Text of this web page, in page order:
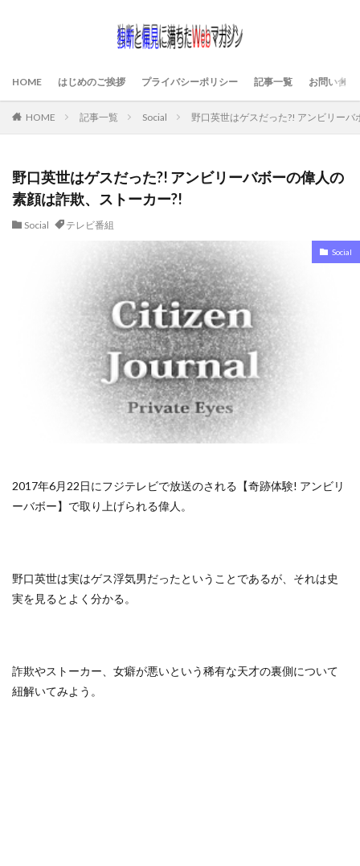
HOME はじめのご挨拶 プライバシーポリシー 記事一覧 お問い合わ
HOME 記事一覧 Social 野口英世はゲスだった?! アンビリー
野口英世はゲスだった?! アンビリーバボーの偉人の
素顔は詐欺、ストーカー?!
Social テレビ番組
Social
2017年6月22日にフジテレビで放送のされる【奇跡体験! アンビリ
ーバボー】で取り上げられる偉人。
野口英世は実はゲス浮気男だったということであるが、それは史
実を見るとよく分かる。
詐欺やストーカー、女癖が悪いという稀有な天才の裏側について
紐解いてみよう。